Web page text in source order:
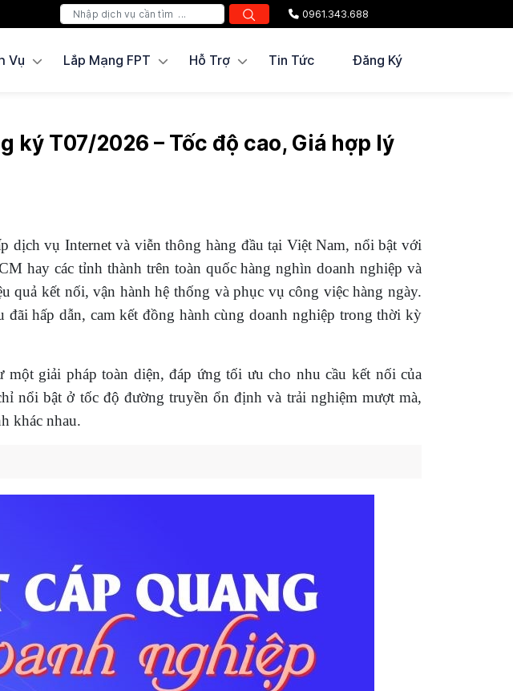
0961.343.688
Vụ Lắp Mạng FPT Hỗ Trợ Tin Tức Đăng Ký
ký T07/2026 – Tốc độ cao, Giá hợp lý
dịch vụ Internet và viễn thông hàng đầu tại Việt Nam, nổi bật với
hay các tỉnh thành trên toàn quốc hàng nghìn doanh nghiệp và
quả kết nối, vận hành hệ thống và phục vụ công việc hàng ngày.
đãi hấp dẫn, cam kết đồng hành cùng doanh nghiệp trong thời kỳ
một giải pháp toàn diện, đáp ứng tối ưu cho nhu cầu kết nối của
nổi bật ở tốc độ đường truyền ổn định và trải nghiệm mượt mà,
khác nhau.